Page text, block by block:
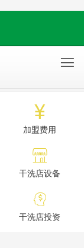


加盟费用

干洗店设备

干洗店投资